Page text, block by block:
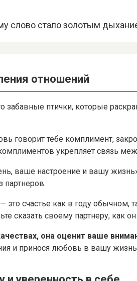
слово стало золотым
отношений
забавные птички, которые
говорит тебе комплимент,
укрепляет связь
ваше настроение и вашу
партнеров.
счастье как в году обычном,
сказать своему партнеру, как
она оценит ваше
и принося любовь в вашу